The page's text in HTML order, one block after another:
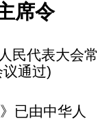
席令
民代表大会常
通过)
已由中华人